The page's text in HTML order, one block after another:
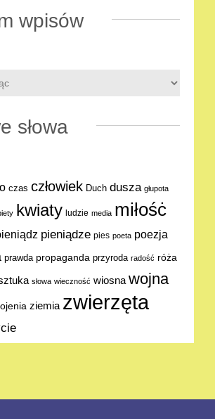
wpisów
słowa
czas człowiek Duch dusza głupota
kwiaty ludzie media miłośċ
pieniądze pies poeta poezja
prawda propaganda przyroda radość róża
słowa wieczność wiosna wojna
ziemia zwierzęta